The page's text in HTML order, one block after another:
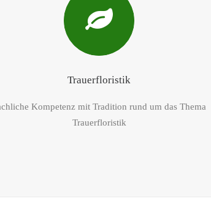
Trauerfloristik
Kompetenz mit Tradition rund um das Thema
Trauerfloristik